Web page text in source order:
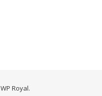
WP Royal.